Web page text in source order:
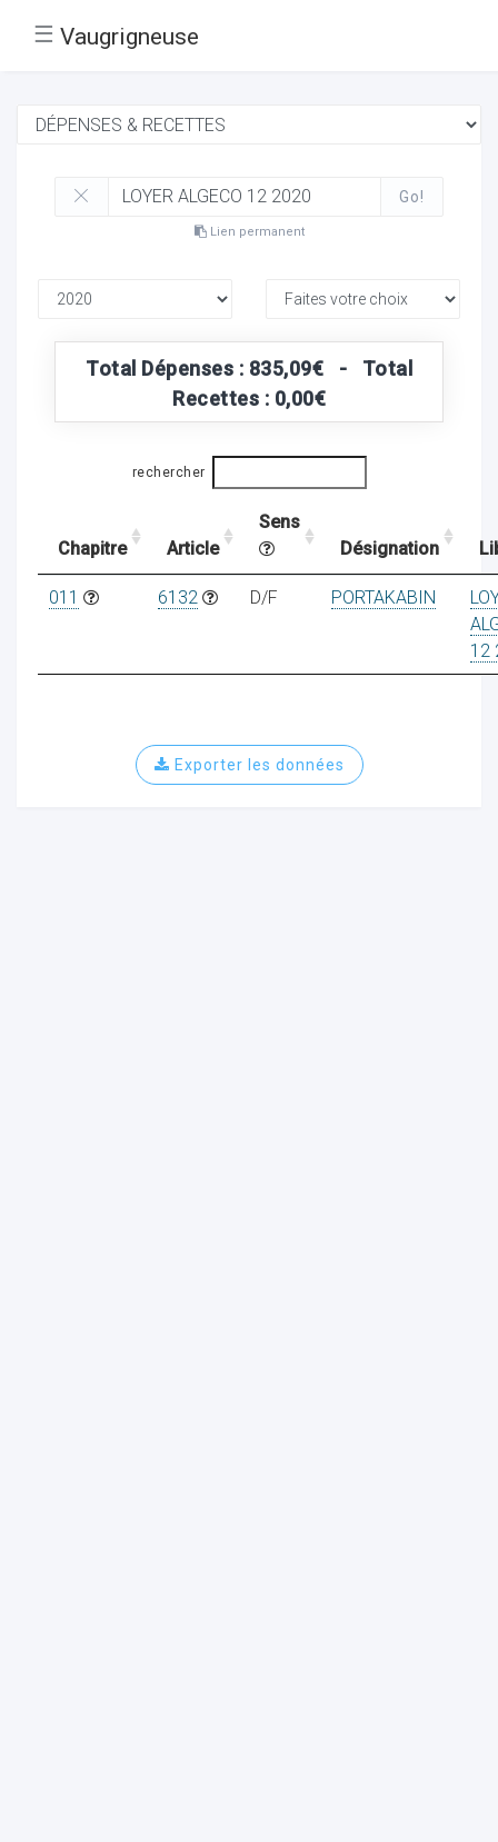
☰ Vaugrigneuse
Go!
Lien permanent
Total Dépenses : 835,09€ - Total
Recettes : 0,00€
rechercher
Chapitre Article
Sens
Désignation
011 6132 D/F PORTAKABIN
12
Exporter les données